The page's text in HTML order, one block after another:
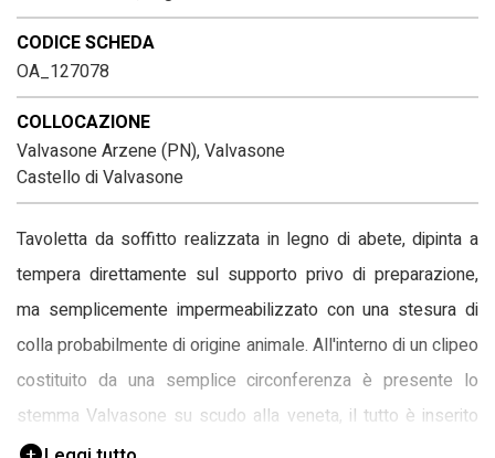
CODICE SCHEDA
OA_127078
COLLOCAZIONE
Valvasone Arzene (PN), Valvasone
Castello di Valvasone
Tavoletta da soffitto realizzata in legno di abete, dipinta a
tempera direttamente sul supporto privo di preparazione,
ma semplicemente impermeabilizzato con una stesura di
colla probabilmente di origine animale. All'interno di un clipeo
costituito da una semplice circonferenza è presente lo
stemma Valvasone su scudo alla veneta, il tutto è inserito
all'interno di una cornice rettangolare